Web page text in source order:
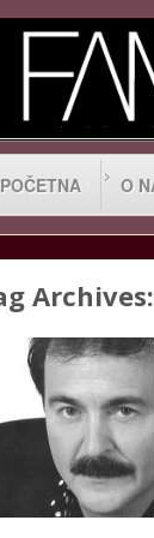
POČETNA O
Archives: